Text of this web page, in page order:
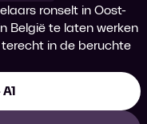
ronselt in Oost-
België te laten werken
in de beruchte